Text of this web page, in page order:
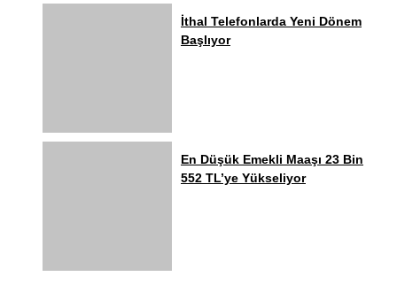
İthal Telefonlarda Yeni Dönem
Başlıyor
En Düşük Emekli Maaşı 23 Bin
552 TL’ye Yükseliyor